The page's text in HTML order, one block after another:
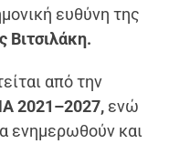
ευθύνη της
Βιτσιλάκη.
από την
2021–2027, ενώ
ενημερωθούν και